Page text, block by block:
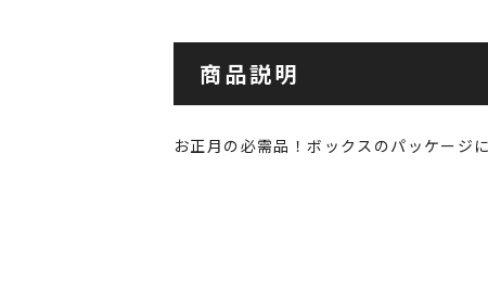
商品説明
お正月の必需品！ボックスのパッケージ